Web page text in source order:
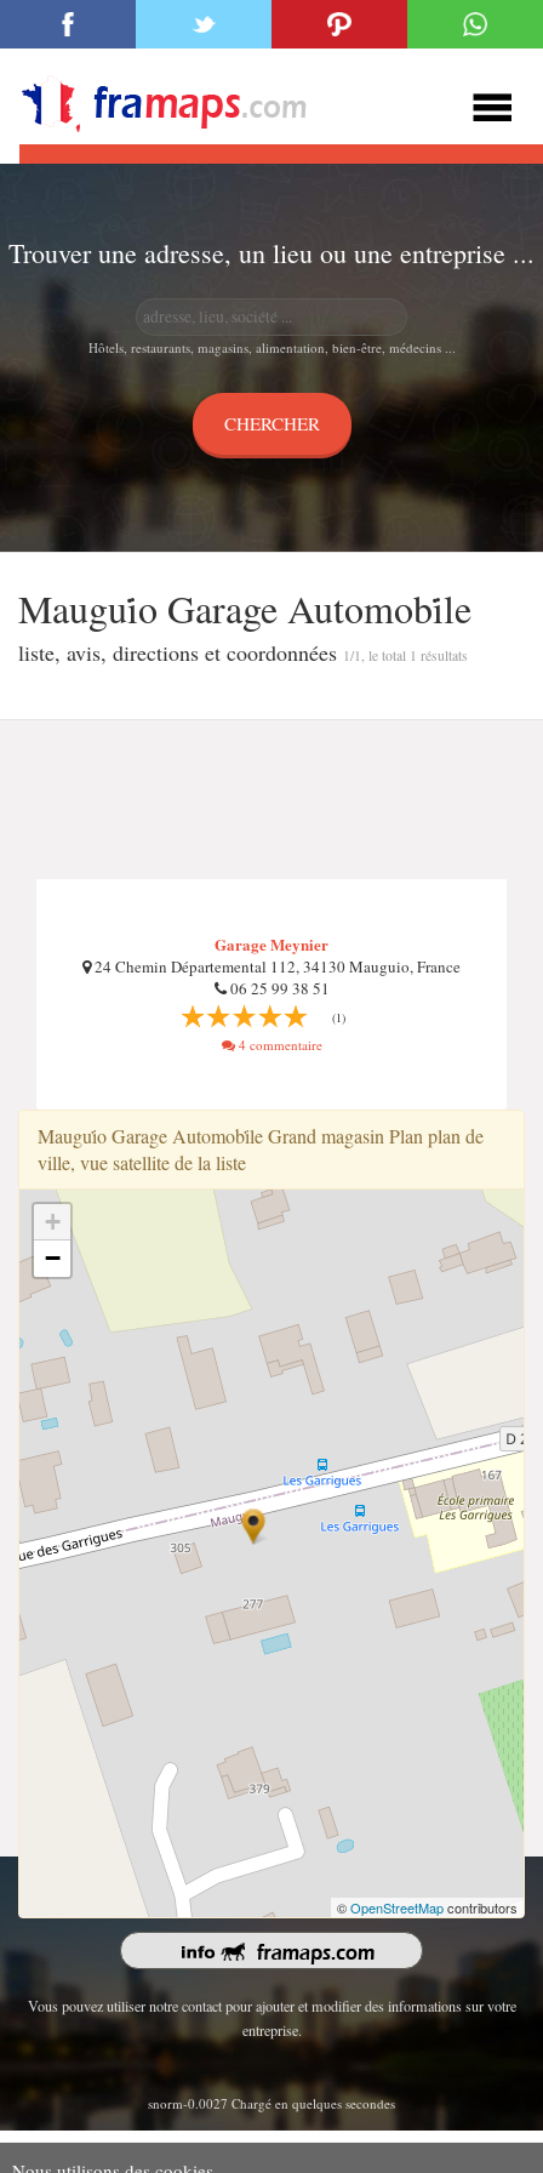
Trouver une adresse, un lieu ou une entreprise ...
Hôtels, restaurants, magasins, alimentation, bien-être, médecins ...
Maugui̇̇o Garage Automobi̇̇le
liste, avis, directions et coordonnées 1/1, le total 1 résultats
Garage Meynier
24 Chemin Départemental 112, 34130 Mauguio, France
06 25 99 38 51
(1)
4 commentaire
Maugui̇̇o Garage Automobi̇̇le Grand magasin Plan plan de
ville, vue satellite de la liste
+
−
©OpenStreetMapcontributors
droits d'auteur 2026 | Tous les droits sont réservés.
Vous pouvez utiliser notre contact pour ajouter et modifier des informations sur votre
entreprise.
snorm-0.0027 Chargé en quelques secondes